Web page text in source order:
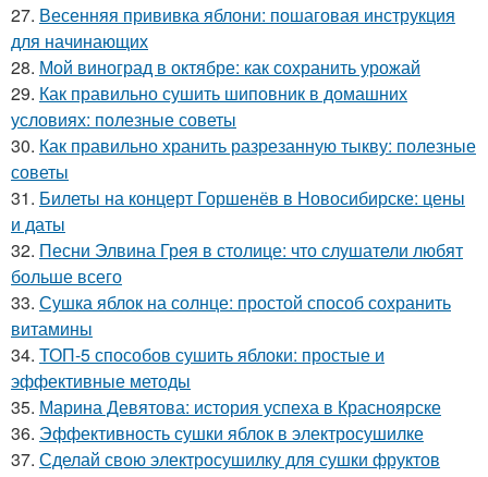
27. Весенняя прививка яблони: пошаговая инструкция
для начинающих
28. Мой виноград в октябре: как сохранить урожай
29. Как правильно сушить шиповник в домашних
условиях: полезные советы
30. Как правильно хранить разрезанную тыкву: полезные
советы
31. Билеты на концерт Горшенёв в Новосибирске: цены
и даты
32. Песни Элвина Грея в столице: что слушатели любят
больше всего
33. Сушка яблок на солнце: простой способ сохранить
витамины
34. ТОП-5 способов сушить яблоки: простые и
эффективные методы
35. Марина Девятова: история успеха в Красноярске
36. Эффективность сушки яблок в электросушилке
37. Сделай свою электросушилку для сушки фруктов